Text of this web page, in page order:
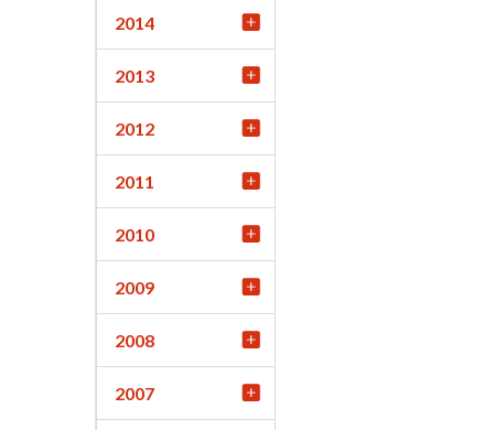
2014
2013
2012
2011
2010
2009
2008
2007